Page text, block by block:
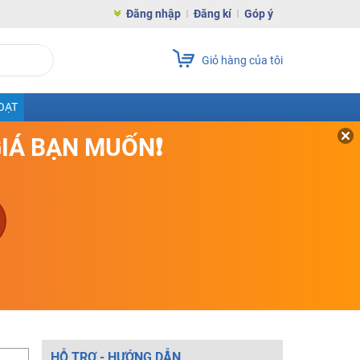
Đăng nhập Đăng kí Góp ý
Giỏ hàng của tôi
BẠN MUỐN❗